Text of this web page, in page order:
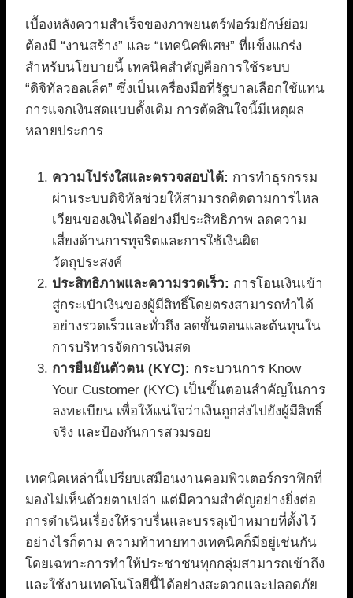
เบื้องหลังความสำเร็จของภาพยนตร์ฟอร์มยักษ์ย่อม
ต้องมี “งานสร้าง” และ “เทคนิคพิเศษ” ที่แข็งแกร่ง
สำหรับนโยบายนี้ เทคนิคสำคัญคือการใช้ระบบ
“ดิจิทัลวอลเล็ต” ซึ่งเป็นเครื่องมือที่รัฐบาลเลือกใช้แทน
การแจกเงินสดแบบดั้งเดิม การตัดสินใจนี้มีเหตุผล
หลายประการ
ความโปร่งใสและตรวจสอบได้: การทำธุรกรรม
ผ่านระบบดิจิทัลช่วยให้สามารถติดตามการไหล
เวียนของเงินได้อย่างมีประสิทธิภาพ ลดความ
เสี่ยงด้านการทุจริตและการใช้เงินผิด
วัตถุประสงค์
ประสิทธิภาพและความรวดเร็ว: การโอนเงินเข้า
สู่กระเป๋าเงินของผู้มีสิทธิ์โดยตรงสามารถทำได้
อย่างรวดเร็วและทั่วถึง ลดขั้นตอนและต้นทุนใน
การบริหารจัดการเงินสด
การยืนยันตัวตน (KYC): กระบวนการ Know
Your Customer (KYC) เป็นขั้นตอนสำคัญในการ
ลงทะเบียน เพื่อให้แน่ใจว่าเงินถูกส่งไปยังผู้มีสิทธิ์
จริง และป้องกันการสวมรอย
เทคนิคเหล่านี้เปรียบเสมือนงานคอมพิวเตอร์กราฟิกที่
มองไม่เห็นด้วยตาเปล่า แต่มีความสำคัญอย่างยิ่งต่อ
การดำเนินเรื่องให้ราบรื่นและบรรลุเป้าหมายที่ตั้งไว้
อย่างไรก็ตาม ความท้าทายทางเทคนิคก็มีอยู่เช่นกัน
โดยเฉพาะการทำให้ประชาชนทุกกลุ่มสามารถเข้าถึง
และใช้งานเทคโนโลยีนี้ได้อย่างสะดวกและปลอดภัย